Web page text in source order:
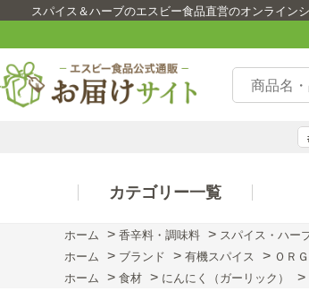
スパイス＆ハーブのエスビー食品直営のオンライン
カテゴリー一覧
ホーム > 香辛料・調味料 > スパイス・ハー
ホーム
> ブランド > 有機スパイス > ＯＲ
ホーム
> 食材 > にんにく（ガーリック） >